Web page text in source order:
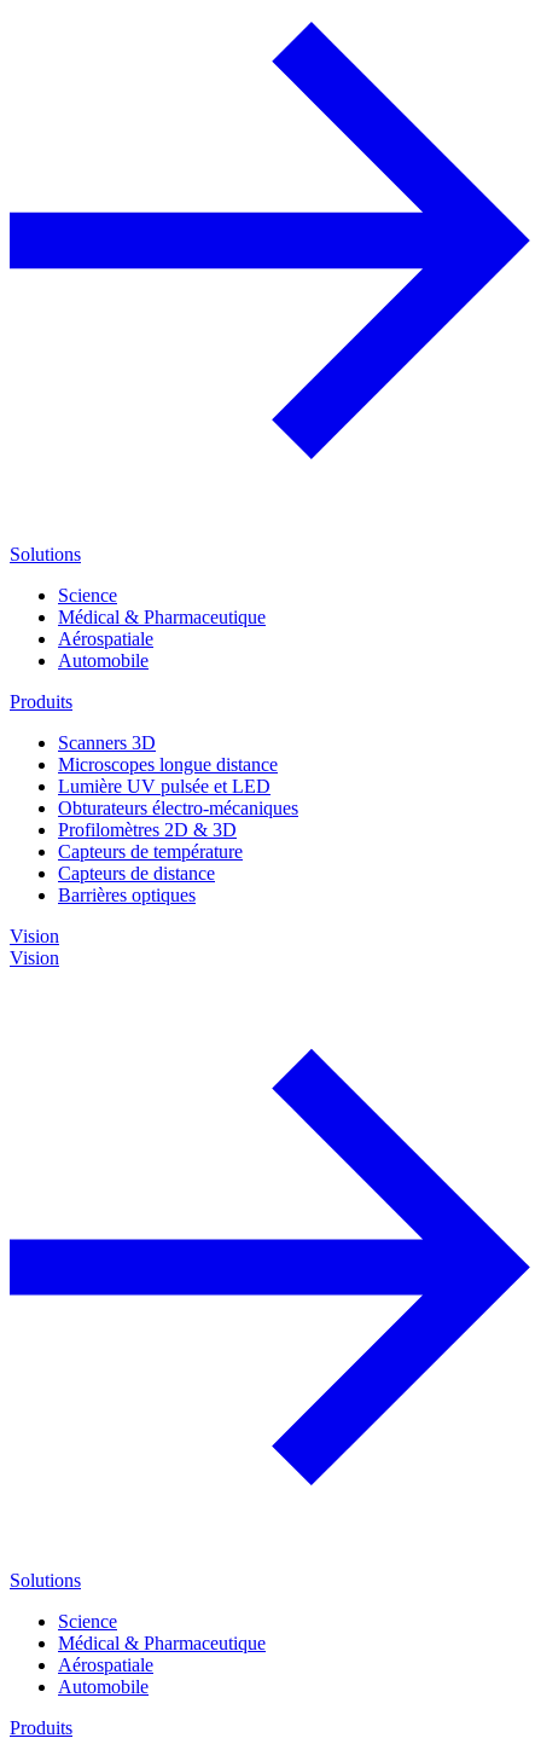
Solutions
Science
Médical & Pharmaceutique
Aérospatiale
Automobile
Produits
Scanners 3D
Microscopes longue distance
Lumière UV pulsée et LED
Obturateurs électro-mécaniques
Profilomètres 2D & 3D
Capteurs de température
Capteurs de distance
Barrières optiques
Vision
Vision
Solutions
Science
Médical & Pharmaceutique
Aérospatiale
Automobile
Produits